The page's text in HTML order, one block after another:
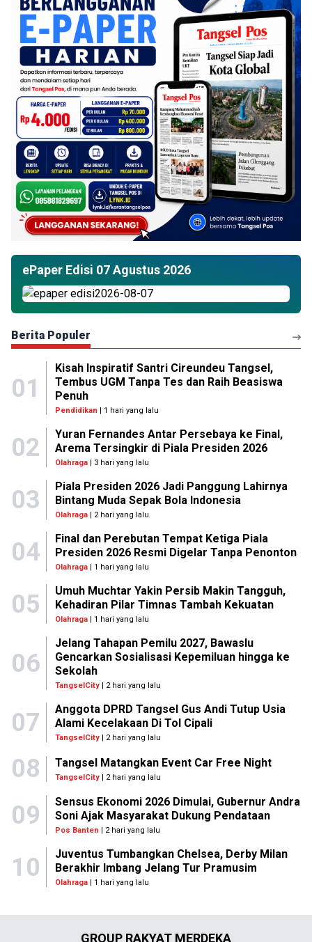
ePaper Edisi 07 Agustus 2026
Berita Populer
01
Kisah Inspiratif Santri Cireundeu Tangsel,
Tembus UGM Tanpa Tes dan Raih Beasiswa
Penuh
Pendidikan | 1 hari yang lalu
02
Yuran Fernandes Antar Persebaya ke Final,
Arema Tersingkir di Piala Presiden 2026
Olahraga| 3 hari yang lalu
03
Piala Presiden 2026 Jadi Panggung Lahirnya
Bintang Muda Sepak Bola Indonesia
Olahraga| 2 hari yang lalu
04
Final dan Perebutan Tempat Ketiga Piala
Presiden 2026 Resmi Digelar Tanpa Penonton
Olahraga| 1 hari yang lalu
05
Umuh Muchtar Yakin Persib Makin Tangguh,
Kehadiran Pilar Timnas Tambah Kekuatan
Olahraga| 1 hari yang lalu
06
Jelang Tahapan Pemilu 2027, Bawaslu
Gencarkan Sosialisasi Kepemiluan hingga ke
Sekolah
TangselCity| 2 hari yang lalu
07
Anggota DPRD Tangsel Gus Andi Tutup Usia
Alami Kecelakaan Di Tol Cipali
TangselCity| 2 hari yang lalu
08 Tangsel Matangkan Event Car Free Night
TangselCity | 2 hari yang lalu
09
Sensus Ekonomi 2026 Dimulai, Gubernur Andra
Soni Ajak Masyarakat Dukung Pendataan
Pos Banten | 2 hari yang lalu
10
Juventus Tumbangkan Chelsea, Derby Milan
Berakhir Imbang Jelang Tur Pramusim
Olahraga| 1 hari yang lalu
GROUP RAKYAT MERDEKA